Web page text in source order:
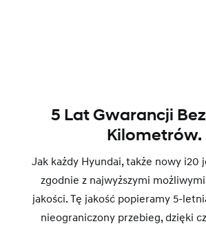
5 Lat Gwarancji
Kilometrów.
Jak każdy Hyundai, także nowy i20
zgodnie z najwyższymi
jakości. Tę jakość popieramy 5-
nieograniczony przebieg, dzięki